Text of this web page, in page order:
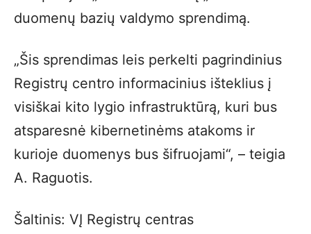
duomenų bazių valdymo sprendimą.
„Šis sprendimas leis perkelti pagrindinius
Registrų centro informacinius išteklius į
visiškai kito lygio infrastruktūrą, kuri bus
atsparesnė kibernetinėms atakoms ir
kurioje duomenys bus šifruojami“, – teigia
A. Raguotis.
Šaltinis: VĮ Registrų centras